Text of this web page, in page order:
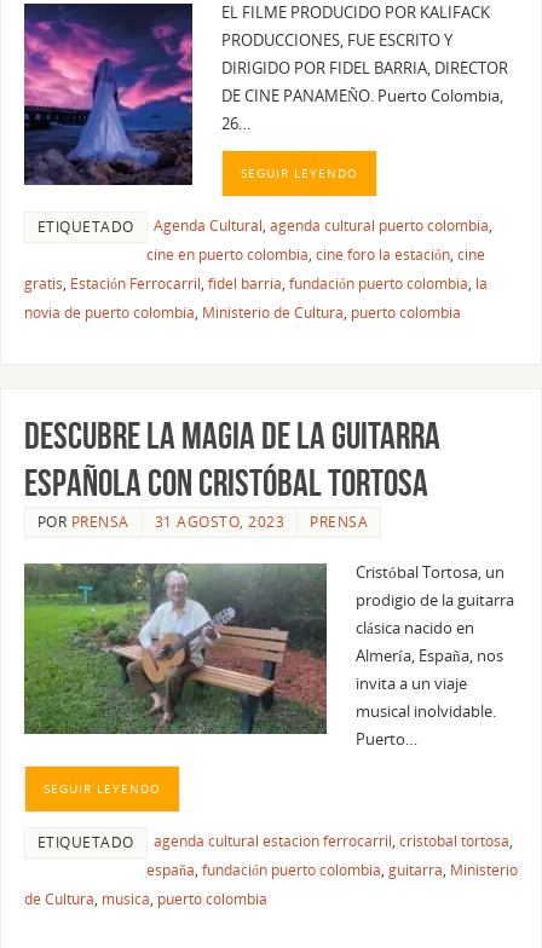
EL FILME PRODUCIDO POR KALIFACK
PRODUCCIONES, FUE ESCRITO Y
DIRIGIDO POR FIDEL BARRIA, DIRECTOR
DE CINE PANAMEÑO. Puerto Colombia,
26…
SEGUIR LEYENDO
ETIQUETADO Agenda Cultural, agenda cultural puerto colombia,
cine en puerto colombia, cine foro la estación, cine
gratis, Estación Ferrocarril, fidel barria, fundación puerto colombia, la
novia de puerto colombia, Ministerio de Cultura, puerto colombia
Descubre la Magia de la Guitarra
Española con Cristóbal Tortosa
POR PRENSA 31 AGOSTO, 2023 PRENSA
Cristóbal Tortosa, un
prodigio de la guitarra
clásica nacido en
Almería, España, nos
invita a un viaje
musical inolvidable.
Puerto…
SEGUIR LEYENDO
ETIQUETADO agenda cultural estacion ferrocarril, cristobal tortosa,
españa, fundación puerto colombia, guitarra, Ministerio
de Cultura, musica, puerto colombia